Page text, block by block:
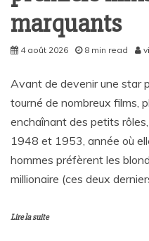
marquants
4 août 2026 8 min read
Avant de devenir une star
tourné de nombreux films,
enchaînant des petits
1948 et 1953, année où
hommes préfèrent les
millionaire (ces deux
Lire la suite